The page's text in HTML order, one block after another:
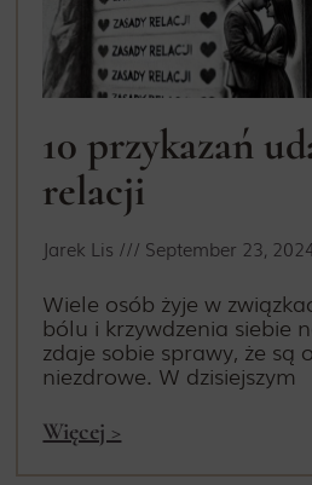
10 przykazań
relacji
Jarek Lis September 23,
Wiele osób żyje w
bólu i krzywdzenia siebie
zdaje sobie sprawy, że są
niezdrowe. W dzisiejszym
Więcej >